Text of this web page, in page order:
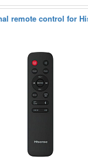
remote control for